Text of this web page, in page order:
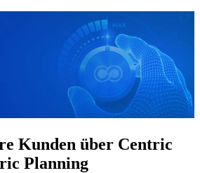
Kunden über Centric
Planning